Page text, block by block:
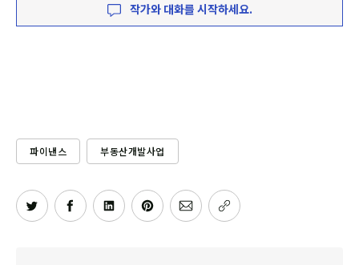
작가와 대화를 시작하세요.
파이낸스 부동산개발사업